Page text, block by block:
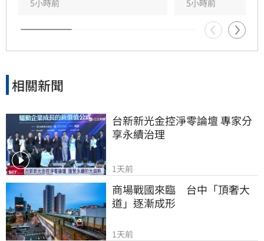
後便陷入永眠。這段錯過的對話成為他20年來心
中最深的遺憾，他以此感嘆，有些電話晚點接沒
關係，但錯過的親情與話語，可能再也無法挽
5小時前 5小時前
相關新聞
台新新光金控淨零論壇 專家分
享永續治理
1天前
商場戰國來臨　台中「頂奢大
道」逐漸成形
1天前